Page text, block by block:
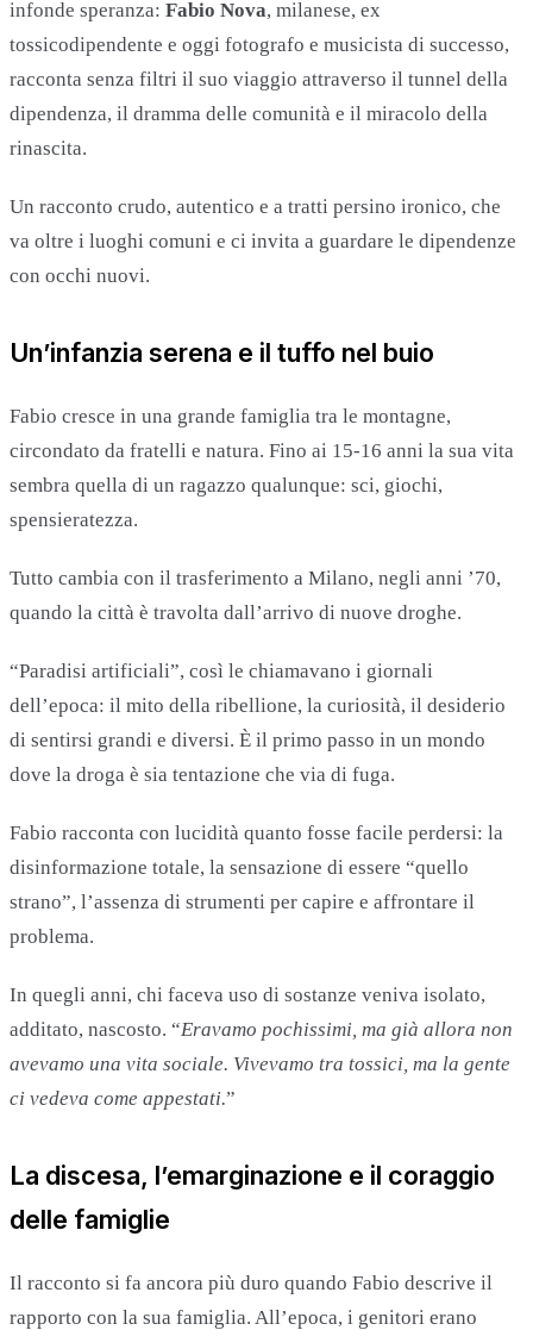
infonde speranza: Fabio Nova, milanese, ex
tossicodipendente e oggi fotografo e musicista di successo,
racconta senza filtri il suo viaggio attraverso il tunnel della
dipendenza, il dramma delle comunità e il miracolo della
rinascita.
Un racconto crudo, autentico e a tratti persino ironico, che
va oltre i luoghi comuni e ci invita a guardare le dipendenze
con occhi nuovi.
Un’infanzia serena e il tuffo nel buio
Fabio cresce in una grande famiglia tra le montagne,
circondato da fratelli e natura. Fino ai 15-16 anni la sua vita
sembra quella di un ragazzo qualunque: sci, giochi,
spensieratezza.
Tutto cambia con il trasferimento a Milano, negli anni ’70,
quando la città è travolta dall’arrivo di nuove droghe.
“Paradisi artificiali”, così le chiamavano i giornali
dell’epoca: il mito della ribellione, la curiosità, il desiderio
di sentirsi grandi e diversi. È il primo passo in un mondo
dove la droga è sia tentazione che via di fuga.
Fabio racconta con lucidità quanto fosse facile perdersi: la
disinformazione totale, la sensazione di essere “quello
strano”, l’assenza di strumenti per capire e affrontare il
problema.
In quegli anni, chi faceva uso di sostanze veniva isolato,
additato, nascosto. “Eravamo pochissimi, ma già allora non
avevamo una vita sociale. Vivevamo tra tossici, ma la gente
ci vedeva come appestati.”
La discesa, l’emarginazione e il coraggio
delle famiglie
Il racconto si fa ancora più duro quando Fabio descrive il
rapporto con la sua famiglia. All’epoca, i genitori erano